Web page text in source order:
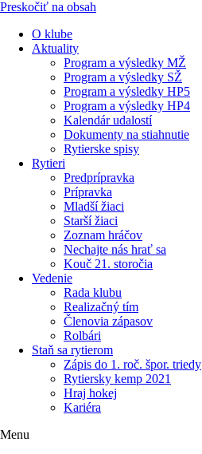
Preskočiť na obsah
O klube
Aktuality
Program a výsledky MŽ
Program a výsledky SŽ
Program a výsledky HP5
Program a výsledky HP4
Kalendár udalostí
Dokumenty na stiahnutie
Rytierske spisy
Rytieri
Predprípravka
Prípravka
Mladší žiaci
Starší žiaci
Zoznam hráčov
Nechajte nás hrať sa
Kouč 21. storočia
Vedenie
Rada klubu
Realizačný tím
Členovia zápasov
Rolbári
Staň sa rytierom
Zápis do 1. roč. špor. triedy
Rytiersky kemp 2021
Hraj hokej
Kariéra
Menu